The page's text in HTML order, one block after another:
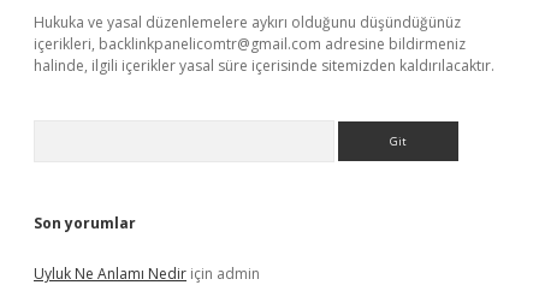
Hukuka ve yasal düzenlemelere aykırı olduğunu düşündüğünüz
içerikleri, backlinkpanelicomtr@gmail.com adresine bildirmeniz
halinde, ilgili içerikler yasal süre içerisinde sitemizden kaldırılacaktır.
Son yorumlar
Uyluk Ne Anlamı Nedir için admin